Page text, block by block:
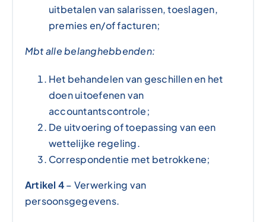
uitbetalen van salarissen, toeslagen,
premies en/of facturen;
Mbt alle belanghebbenden:
Het behandelen van geschillen en het
doen uitoefenen van
accountantscontrole;
De uitvoering of toepassing van een
wettelijke regeling.
Correspondentie met betrokkene;
Artikel 4– Verwerking van
persoonsgegevens.